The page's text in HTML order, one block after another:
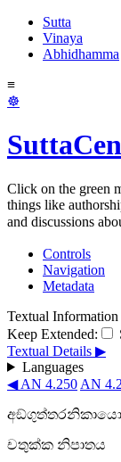
Sutta
Vinaya
Abhidhamma
≡
☸
Click on the green
things like
and discussions
Controls
Navigation
Metadata
Textual Information
Keep Extended:
Textual Details ▶
Languages
◀ AN 4.250 AN
අඞ්ගුත්තරනිකායො
චතුක්ක නිපාතය